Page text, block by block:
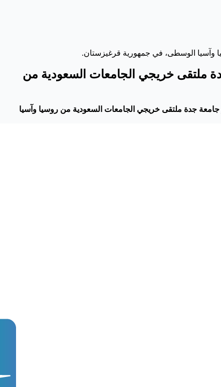
وآسيا الوسطى، في جمهورية قرغيزستان.
ملتقى خريجي الجامعات السعودية من
جدة ملتقى خريجي الجامعات السعودية من روسيا وآسيا